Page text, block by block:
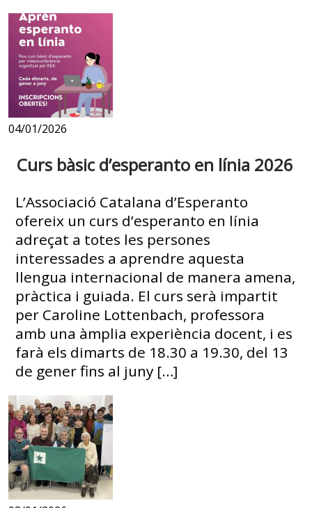
04/01/2026
Curs bàsic d’esperanto en línia 2026
L’Associació Catalana d’Esperanto
ofereix un curs d’esperanto en línia
adreçat a totes les persones
interessades a aprendre aquesta
llengua internacional de manera amena,
pràctica i guiada. El curs serà impartit
per Caroline Lottenbach, professora
amb una àmplia experiència docent, i es
farà els dimarts de 18.30 a 19.30, del 13
de gener fins al juny […]